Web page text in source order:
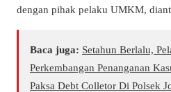
dengan pihak pelaku UMKM,
Baca juga: Setahun Berlalu,
Perkembangan Penanganan
Paksa Debt Colletor Di Polsek